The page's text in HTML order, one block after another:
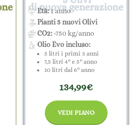
Età:1 anno
Pianti 5 nuovi Olivi
CO2: -750 kg/anno
Olio Evo incluso:
5 litri i primi 3 anni
7,5 litri 4° e 5° anno
10 litri dal 6° anno
134,99€
VEDI PIANO